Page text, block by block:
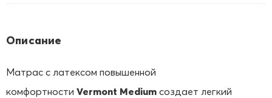
Описание
Матрас с латексом повышенной
комфортности Vermont Medium создает легкий